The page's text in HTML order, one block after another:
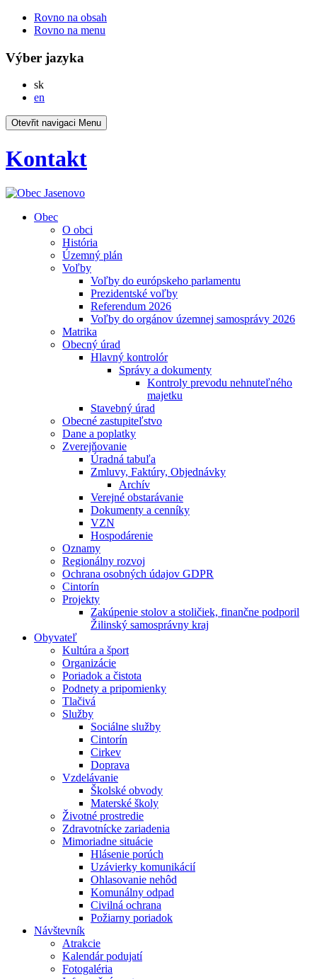
Rovno na obsah
Rovno na menu
Výber jazyka
skSlovensky
en
Otevřit navigaci Menu
Kontakt
Obec
O obci
História
Územný plán
Voľby
Voľby do európskeho parlamentu
Prezidentské voľby
Referendum 2026
Voľby do orgánov územnej samosprávy 2026
Matrika
Obecný úrad
Hlavný kontrolór
Správy a dokumenty
Kontroly prevodu nehnuteľného
majetku
Stavebný úrad
Obecné zastupiteľstvo
Dane a poplatky
Zverejňovanie
Úradná tabuľa
Zmluvy, Faktúry, Objednávky
Archív
Verejné obstarávanie
Dokumenty a cenníky
VZN
Hospodárenie
Oznamy
Regionálny rozvoj
Ochrana osobných údajov GDPR
Cintorín
Projekty
Zakúpenie stolov a stoličiek, finančne podporil
Žilinský samosprávny kraj
Obyvateľ
Kultúra a šport
Organizácie
Poriadok a čistota
Podnety a pripomienky
Tlačivá
Služby
Sociálne služby
Cintorín
Cirkev
Doprava
Vzdelávanie
Školské obvody
Materské školy
Životné prostredie
Zdravotnícke zariadenia
Mimoriadne situácie
Hlásenie porúch
Uzávierky komunikácií
Ohlasovanie nehôd
Komunálny odpad
Civilná ochrana
Požiarny poriadok
Návštevník
Atrakcie
Kalendár podujatí
Fotogaléria